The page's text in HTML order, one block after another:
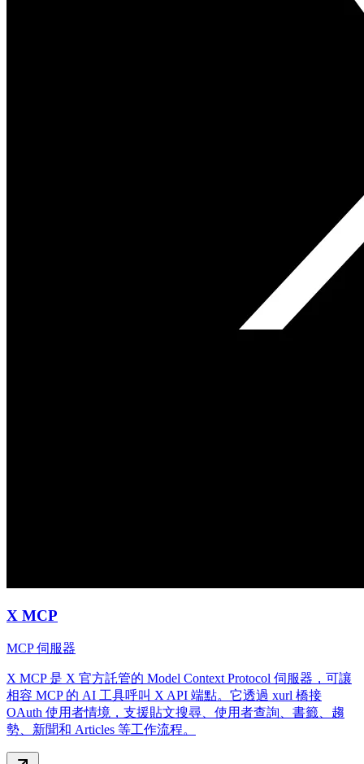
X MCP
MCP 伺服器
X MCP 是 X 官方託管的 Model Context Protocol 伺服器，可讓
相容 MCP 的 AI 工具呼叫 X API 端點。它透過 xurl 橋接
OAuth 使用者情境，支援貼文搜尋、使用者查詢、書籤、趨
勢、新聞和 Articles 等工作流程。